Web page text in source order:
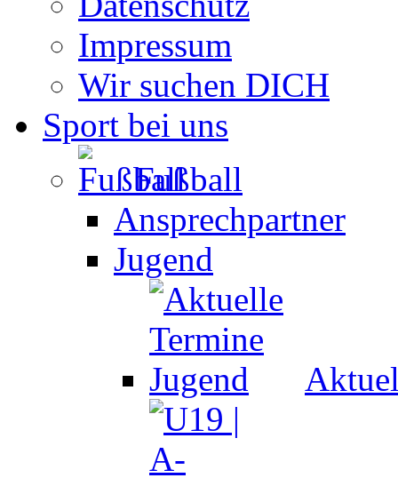
Impressum
Wir suchen DICH
Sport bei uns
Fußball
Ansprechpartner
Jugend